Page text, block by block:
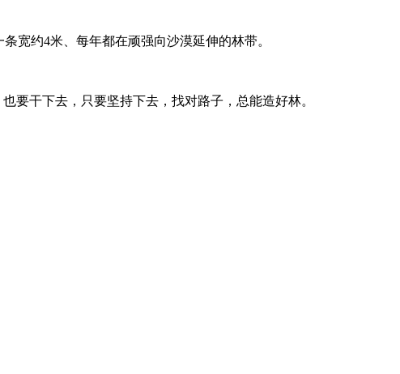
约4米、每年都在顽强向沙漠延伸的林带。
干下去，只要坚持下去，找对路子，总能造好林。